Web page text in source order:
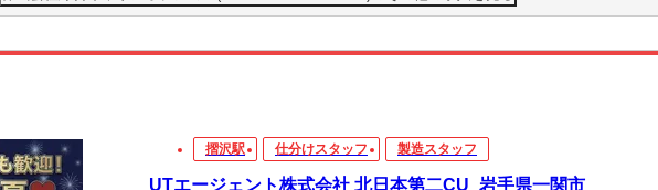
摺沢駅 仕分けスタッフ 製造スタッフ
UTエージェント株式会社 北日本第二CU_岩手県一関市